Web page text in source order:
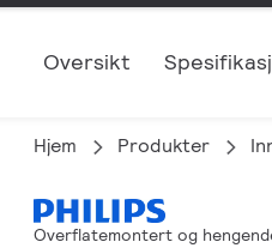
Oversikt
Hjem Produkter
Overflatemontert og